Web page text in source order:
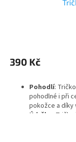
je
hvězdiček.
390 Kč
Pohodlí:
pohodlné i při
pokožce a díky
Údržba
:
nesráží a